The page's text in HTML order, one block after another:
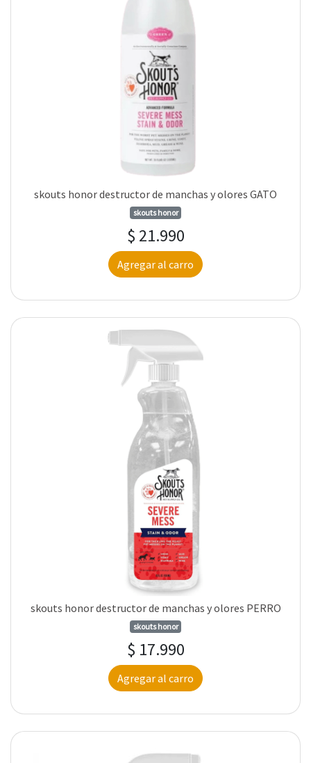
skouts honor destructor de manchas y olores GATO
skouts honor
$ 21.990
Agregar al carro
skouts honor destructor de manchas y olores PERRO
skouts honor
$ 17.990
Agregar al carro